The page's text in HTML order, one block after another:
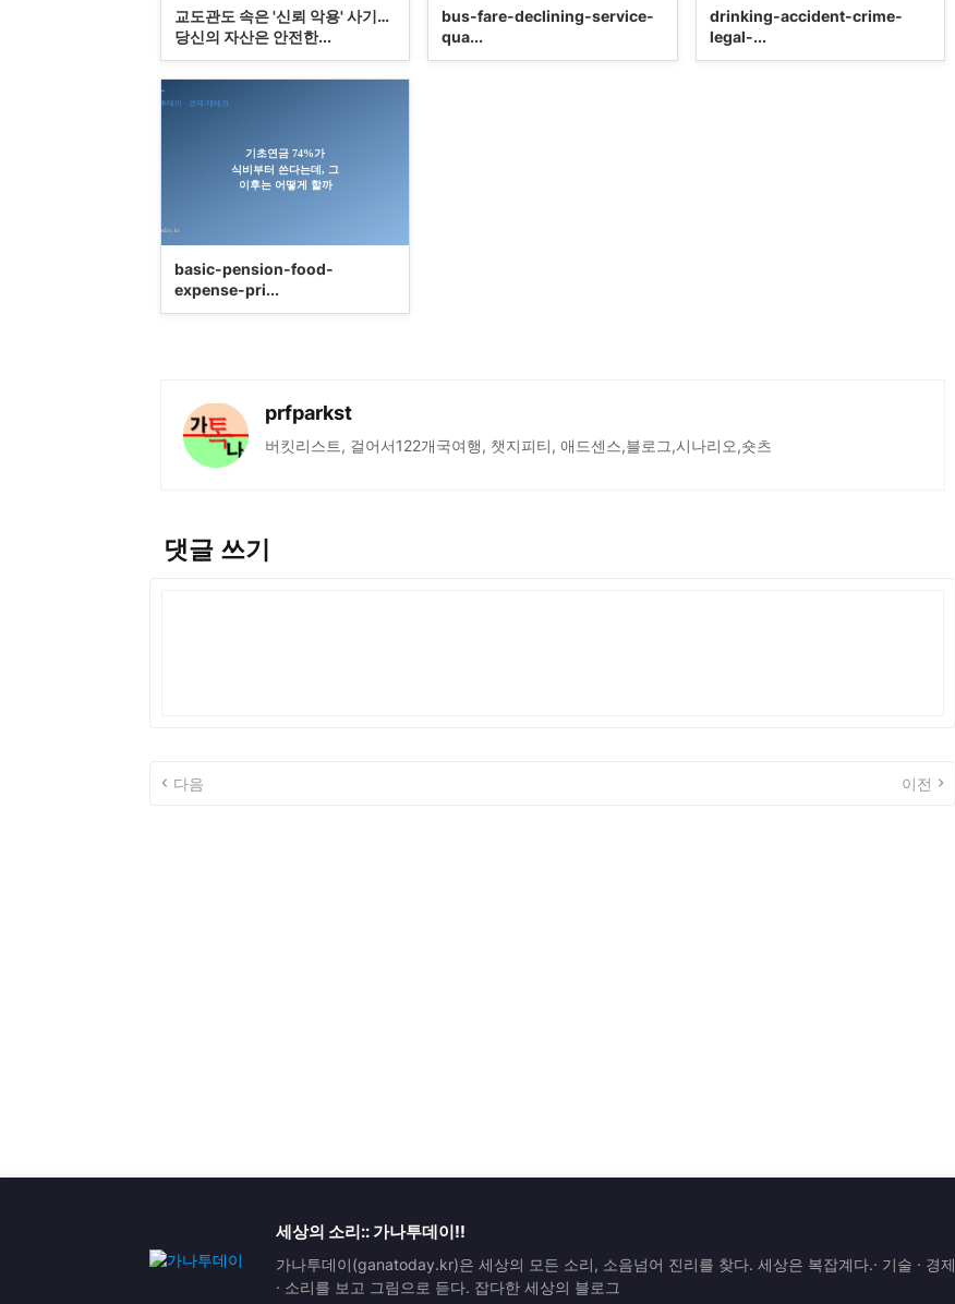
교도관도 속은 '신뢰 악용' 사기…
당신의 자산은 안전한...
bus-fare-declining-service-
qua...
drinking-accident-crime-
legal-...
basic-pension-food-
expense-pri...
prfparkst
버킷리스트, 걸어서122개국여행, 챗지피티, 애드센스,블로그,시나리오,숏츠
댓글 쓰기
다음 이전
세상의 소리:: 가나투데이!!
가나투데이(ganatoday.kr)은 세상의 모든 소리, 소음넘어 진리를 찾다. 세상은 복잡계다.· 기술 · 경제
· 소리를 보고 그림으로 듣다. 잡다한 세상의 블로그